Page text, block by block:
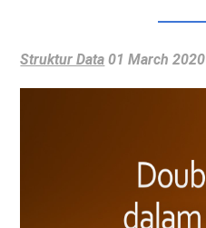
Struktur Data 01 March 2020